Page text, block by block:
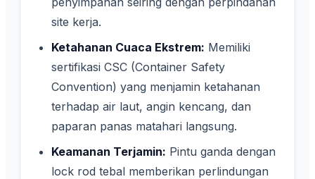
site kerja.
Ketahanan Cuaca Ekstrem: Memiliki
sertifikasi CSC (Container Safety
Convention) yang menjamin ketahanan
terhadap air laut, angin kencang, dan
paparan panas matahari langsung.
Keamanan Terjamin: Pintu ganda dengan
lock rod tebal memberikan perlindungan